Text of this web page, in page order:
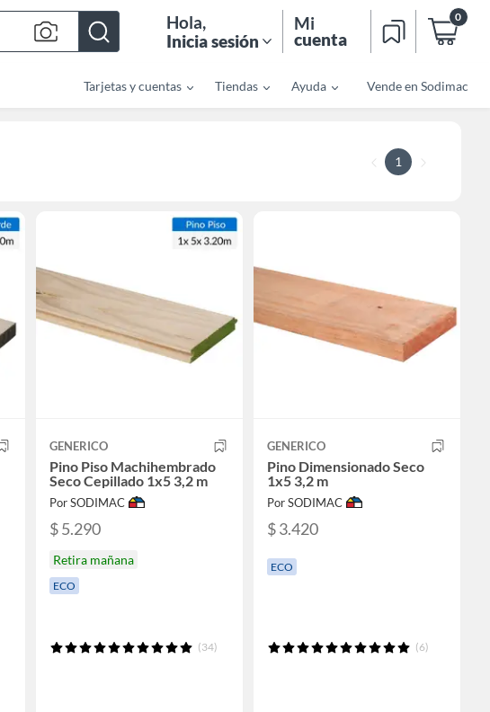
Hola,
Inicia sesión
Mi
cuenta
0
Tarjetas y cuentas Tiendas Ayuda Vende en Sodimac
1
GENERICO
Pino Piso Machihembrado
Seco Cepillado 1x5 3,2 m
Por SODIMAC
$ 5.290
Retira mañana
ECO
(34)
GENERICO
Pino Dimensionado Seco
1x5 3,2 m
Por SODIMAC
$ 3.420
ECO
(6)